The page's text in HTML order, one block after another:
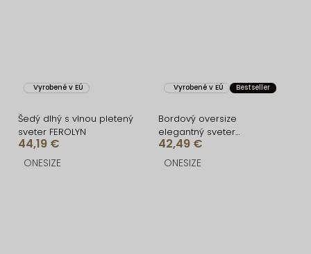
Vyrobené v EÚ
Šedý dlhý s vlnou pletený
sveter FEROLYN
44,19 €
ONESIZE
Vyrobené v EÚ Bestseller
Bordový oversize
elegantný sveter
ZARVONI s vlnou
42,49 €
ONESIZE